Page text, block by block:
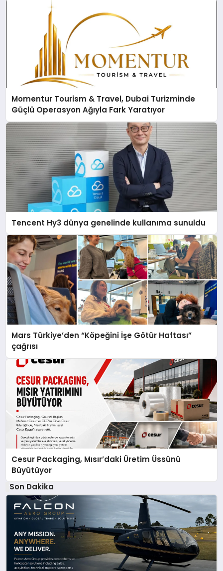
Momentur Tourism & Travel, Dubai Turizminde
Güçlü Operasyon Ağıyla Fark Yaratıyor
Tencent Hy3 dünya genelinde kullanıma sunuldu
Mars Türkiye’den “Köpeğini İşe Götür Haftası”
çağrısı
Cesur Packaging, Mısır’daki Üretim Üssünü
Büyütüyor
Son Dakika